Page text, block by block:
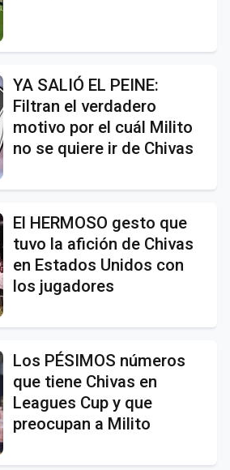
YA SALIÓ EL PEINE:
Filtran el verdadero
motivo por el cuál Milito
no se quiere ir de Chivas
El HERMOSO gesto que
tuvo la afición de Chivas
en Estados Unidos con
los jugadores
Los PÉSIMOS números
que tiene Chivas en
Leagues Cup y que
preocupan a Milito